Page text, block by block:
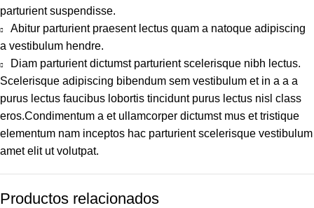
parturient suspendisse.
Abitur parturient praesent lectus quam a natoque adipiscing
a vestibulum hendre.
Diam parturient dictumst parturient scelerisque nibh lectus.
Scelerisque adipiscing bibendum sem vestibulum et in a a a
purus lectus faucibus lobortis tincidunt purus lectus nisl class
eros.Condimentum a et ullamcorper dictumst mus et tristique
elementum nam inceptos hac parturient scelerisque vestibulum
amet elit ut volutpat.
Productos relacionados